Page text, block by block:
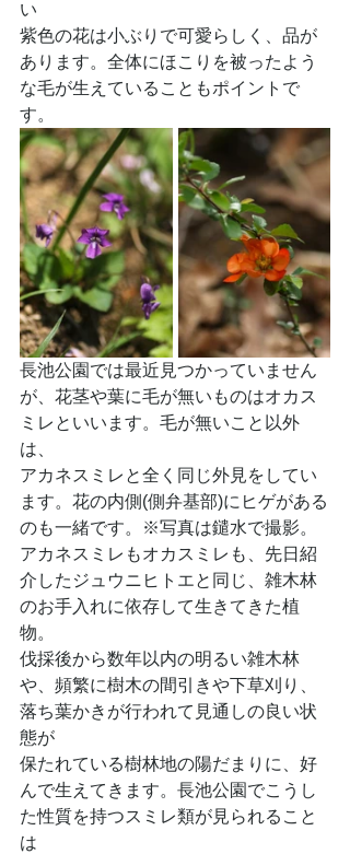
い
紫色の花は小ぶりで可愛らしく、品が
あります。全体にほこりを被ったよう
な毛が生えていることもポイントで
す。
長池公園では最近見つかっていません
が、花茎や葉に毛が無いものはオカス
ミレといいます。毛が無いこと以外
は、
アカネスミレと全く同じ外見をしてい
ます。花の内側(側弁基部)にヒゲがある
のも一緒です。※写真は鑓水で撮影。
アカネスミレもオカスミレも、先日紹
介したジュウニヒトエと同じ、雑木林
のお手入れに依存して生きてきた植
物。
伐採後から数年以内の明るい雑木林
や、頻繁に樹木の間引きや下草刈り、
落ち葉かきが行われて見通しの良い状
態が
保たれている樹林地の陽だまりに、好
んで生えてきます。長池公園でこうし
た性質を持つスミレ類が見られること
は